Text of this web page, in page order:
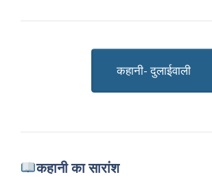
कहानी- दुलाईवाली
कहानी का सारांश